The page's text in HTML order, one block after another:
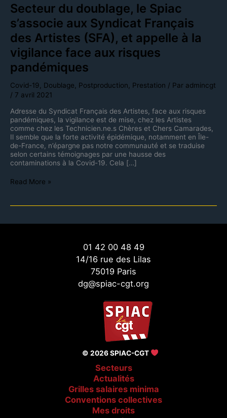
Secteur du doublage, le Spiac
s’associe aux Syndicat Français
des Artistes (SFA), et appelle à la
vigilance face aux risques
pandémiques
Covid-19 Doublage Postproduction Prestation / Par admincgt
/ 7 avril 2021
Adresse du Syndicat Français des Artistes, face aux risques
pandémiques, la vigilance est de mise, chez les Artistes
comme chez les Technicien.ne.s Chères et Chers Camarades,
Il semble que la forte activité épidémique, notamment en Île-
de-France, n’épargne pas notre communauté et se traduise
selon certains témoignages par une hausse des
contaminations à la Covid-19. Cela […]
Secteur
du
doublage,
Spiac
s’associe
aux
Syndicat
Français
des
Artistes
(SFA),
et
appelle
à
la
vigilance
face
aux
Read More »
01 42 00 48 49
14/16 rue des Lilas
75019 Paris
dg@spiac-cgt.org
© 2026 SPIAC-CGT
Secteurs
Actualités
Grilles salaires minima
Conventions collectives
Mes droits